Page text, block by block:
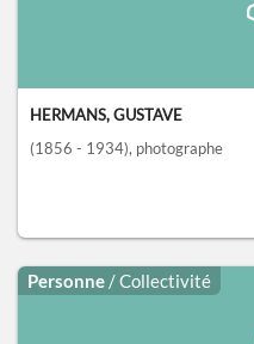
HERMANS, GUSTAVE
(1856 - 1934), photographe
Personne / Collectivité